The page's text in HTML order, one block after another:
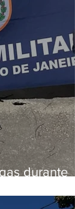
durante